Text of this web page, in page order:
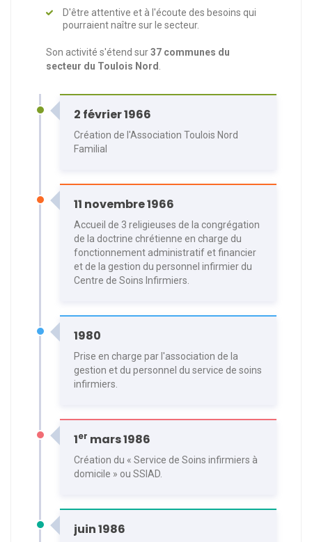
D'être attentive et à l'écoute des besoins qui
pourraient naître sur le secteur.
Son activité s'étend sur37 communes du
secteur du Toulois Nord
2 février 1966
Création de l'Association Toulois Nord
Familial
11 novembre 1966
Accueil de 3 religieuses de la congrégation
de la doctrine chrétienne en charge du
fonctionnement administratif et financier
et de la gestion du personnel infirmier du
Centre de Soins Infirmiers.
1980
Prise en charge par l'association de la
gestion et du personnel du service de soins
infirmiers.
1er mars 1986
Création du « Service de Soins infirmiers à
domicile » ou SSIAD.
juin 1986